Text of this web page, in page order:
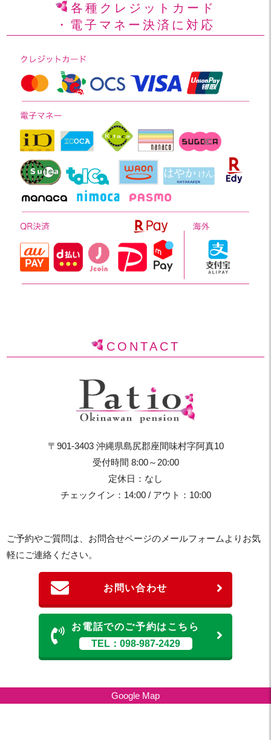
各種クレジットカード
・電子マネー決済に対応
CONTACT
〒901-3403 沖縄県島尻郡座間味村字阿真10
受付時間 8:00～20:00
定休日：なし
チェックイン：14:00 / アウト：10:00
ご予約やご質問は、お問合せページのメールフォームよりお気
軽にご連絡ください。
お問い合わせ
お電話でのご予約はこちら
TEL：098-987-2429
Google Map